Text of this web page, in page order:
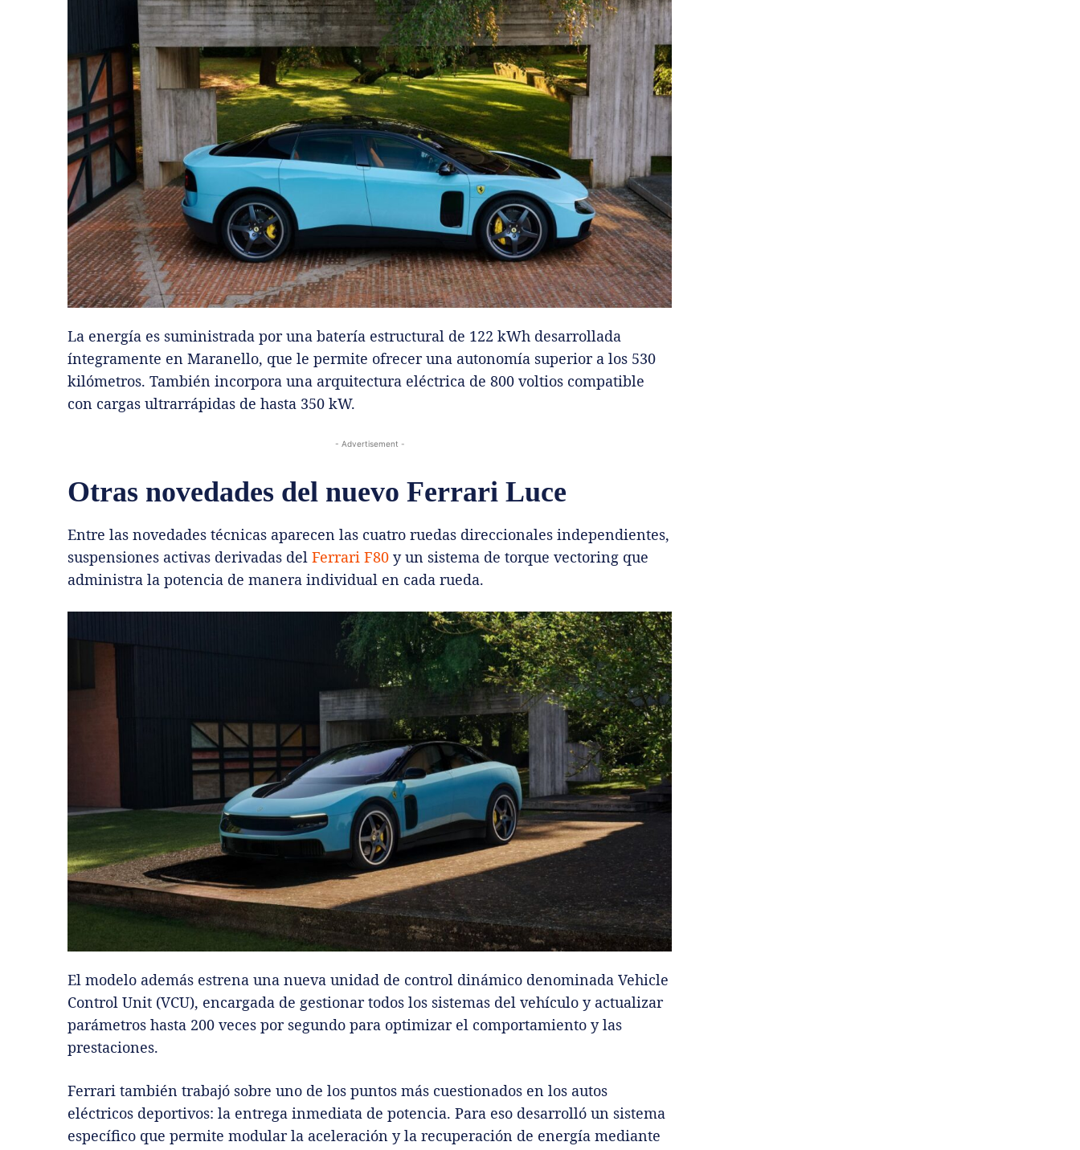
La energía es suministrada por una batería estructural de 122 kWh desarrollada
íntegramente en Maranello, que le permite ofrecer una autonomía superior a los 530
kilómetros. También incorpora una arquitectura eléctrica de 800 voltios compatible
con cargas ultrarrápidas de hasta 350 kW.
- Advertisement -
Otras novedades del nuevo Ferrari Luce
Entre las novedades técnicas aparecen las cuatro ruedas direccionales independientes,
suspensiones activas derivadas del Ferrari F80 y un sistema de torque vectoring que
administra la potencia de manera individual en cada rueda.
El modelo además estrena una nueva unidad de control dinámico denominada Vehicle
Control Unit (VCU), encargada de gestionar todos los sistemas del vehículo y actualizar
parámetros hasta 200 veces por segundo para optimizar el comportamiento y las
prestaciones.
Ferrari también trabajó sobre uno de los puntos más cuestionados en los autos
eléctricos deportivos: la entrega inmediata de potencia. Para eso desarrolló un sistema
específico que permite modular la aceleración y la recuperación de energía mediante